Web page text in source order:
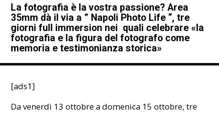
La fotografia è la vostra passione? Area
35mm dà il via a ” Napoli Photo Life “, tre
giorni full immersion nei quali celebrare «la
fotografia e la figura del fotografo come
memoria e testimonianza storica»
[ads1]
Da venerdì 13 ottobre a domenica 15 ottobre, tre